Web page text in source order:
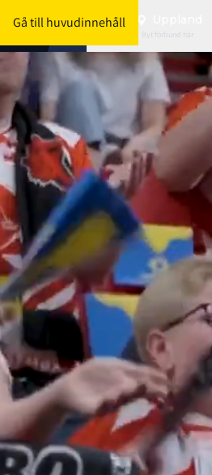
Gå till huvudinnehåll
Byt förbund här